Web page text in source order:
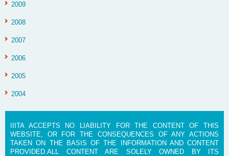
2009
2008
2007
2006
2005
2004
IIITA ACCEPTS NO LIABILITY FOR THE CONTENT OF THIS
WEBSITE, OR FOR THE CONSEQUENCES OF ANY ACTIONS
TAKEN ON THE BASIS OF THE INFORMATION AND CONTENT
PROVIDED.ALL CONTENT ARE SOLELY OWNED BY ITS